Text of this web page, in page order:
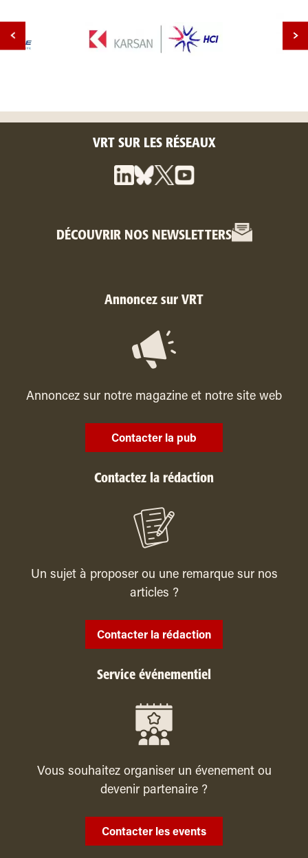
VRT SUR LES RÉSEAUX
DÉCOUVRIR NOS NEWSLETTERS
Annoncez sur VRT
Annoncez sur notre magazine et notre site web
Contacter la pub
Contactez la rédaction
Un sujet à proposer ou une remarque sur nos
articles ?
Contacter la rédaction
Service événementiel
Vous souhaitez organiser un évenement ou
devenir partenaire ?
Contacter les events